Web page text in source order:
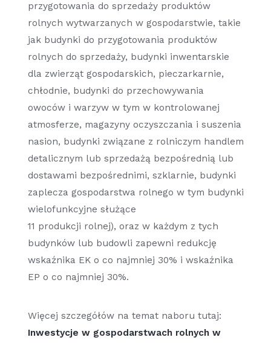
przygotowania do sprzedaży produktów
rolnych wytwarzanych w gospodarstwie, takie
jak budynki do przygotowania produktów
rolnych do sprzedaży, budynki inwentarskie
dla zwierząt gospodarskich, pieczarkarnie,
chłodnie, budynki do przechowywania
owoców i warzyw w tym w kontrolowanej
atmosferze, magazyny oczyszczania i suszenia
nasion, budynki związane z rolniczym handlem
detalicznym lub sprzedażą bezpośrednią lub
dostawami bezpośrednimi, szklarnie, budynki
zaplecza gospodarstwa rolnego w tym budynki
wielofunkcyjne służące
11 produkcji rolnej), oraz w każdym z tych
budynków lub budowli zapewni redukcję
wskaźnika EK o co najmniej 30% i wskaźnika
EP o co najmniej 30%.
Więcej szczegółów na temat naboru tutaj:
Inwestycje w gospodarstwach rolnych w